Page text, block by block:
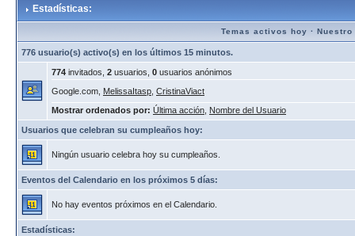
Estadísticas:
Temas activos hoy · Nuestro
776 usuario(s) activo(s) en los últimos 15 minutos.
774 invitados, 2 usuarios, 0 usuarios anónimos
Google.com, MelissaItasp CristinaViact
Mostrar ordenados por: Última acción Nombre del Usuario
Usuarios que celebran su cumpleaños hoy:
Ningún usuario celebra hoy su cumpleaños.
Eventos del Calendario en los próximos 5 días:
No hay eventos próximos en el Calendario.
Estadísticas: